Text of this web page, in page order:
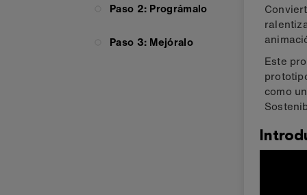
Paso 2: Prográmalo
Paso 3: Mejóralo
Este
como